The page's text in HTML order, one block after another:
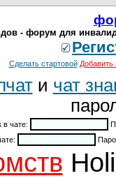
- форум для
Сделать стартовой Добавить
и чат
в чате: